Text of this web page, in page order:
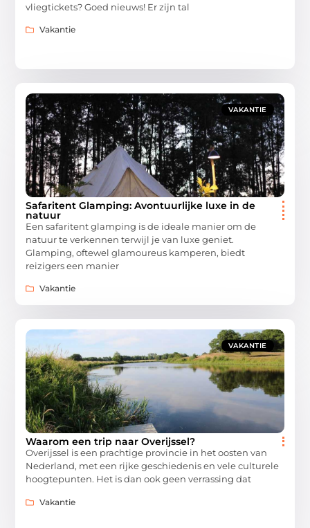
vliegtickets? Goed nieuws! Er zijn tal
Vakantie
VAKANTIE
Safaritent Glamping: Avontuurlijke luxe in de
natuur
Een safaritent glamping is de ideale manier om de
natuur te verkennen terwijl je van luxe geniet.
Glamping, oftewel glamoureus kamperen, biedt
reizigers een manier
Vakantie
VAKANTIE
Waarom een trip naar Overijssel?
Overijssel is een prachtige provincie in het oosten van
Nederland, met een rijke geschiedenis en vele culturele
hoogtepunten. Het is dan ook geen verrassing dat
Vakantie